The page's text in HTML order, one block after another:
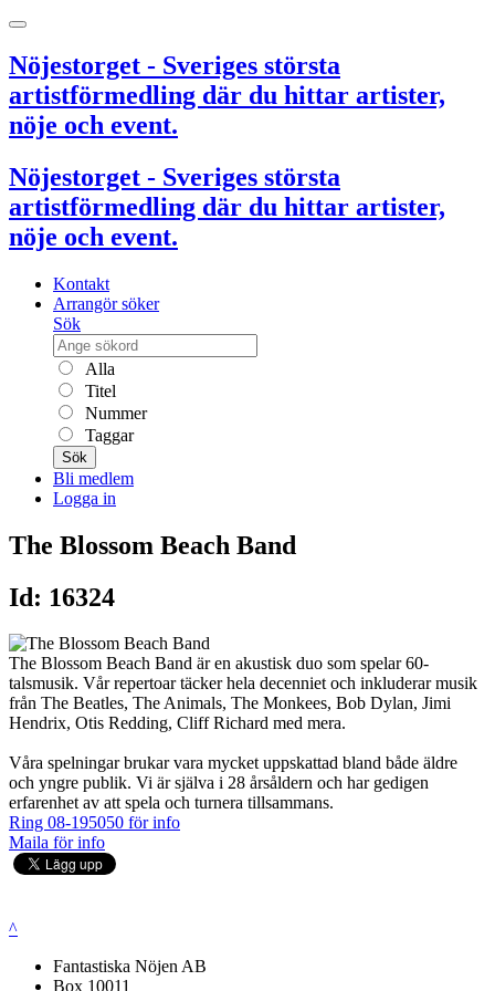
Nöjestorget - Sveriges största
artistförmedling där du hittar artister,
nöje och event.
Nöjestorget - Sveriges största
artistförmedling där du hittar artister,
nöje och event.
Kontakt
Arrangör söker
Sök
Alla
Titel
Nummer
Taggar
Sök
Bli medlem
Logga in
The Blossom Beach Band
Id: 16324
The Blossom Beach Band är en akustisk duo som spelar 60-
talsmusik. Vår repertoar täcker hela decenniet och inkluderar musik
från The Beatles, The Animals, The Monkees, Bob Dylan, Jimi
Hendrix, Otis Redding, Cliff Richard med mera.
Våra spelningar brukar vara mycket uppskattad bland både äldre
och yngre publik. Vi är själva i 28 årsåldern och har gedigen
erfarenhet av att spela och turnera tillsammans.
Ring 08-195050 för info
Maila för info
^
Fantastiska Nöjen AB
Box 10011